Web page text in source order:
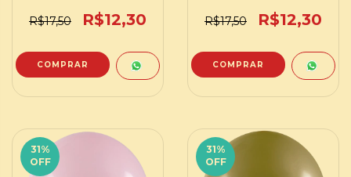
R$17,50 R$12,30 R$17,50 R$12,30
31%
OFF
31%
OFF